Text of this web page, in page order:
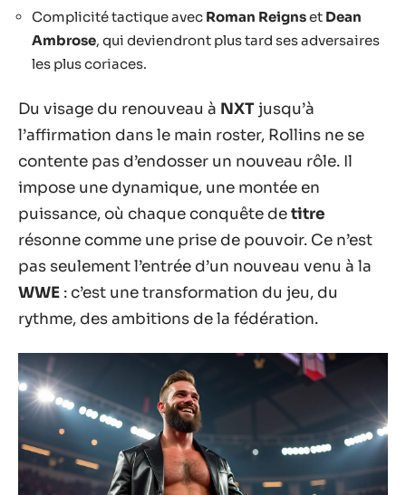
Complicité tactique avec Roman Reignset Dean
Ambrose, qui deviendront plus tard ses adversaires
les plus coriaces.
Du visage du renouveau à NXTjusqu’à
l’affirmation dans le main roster, Rollins ne se
contente pas d’endosser un nouveau rôle. Il
impose une dynamique, une montée en
puissance, où chaque conquête detitre
résonne comme une prise de pouvoir. Ce n’est
pas seulement l’entrée d’un nouveau venu à la
WWE : c’est une transformation du jeu, du
rythme, des ambitions de la fédération.